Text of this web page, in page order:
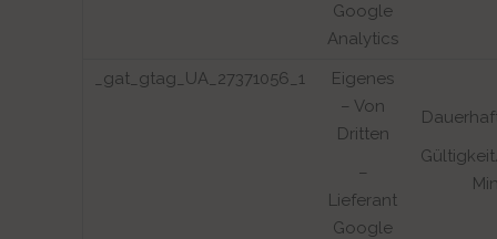
Google
Analytics
_gat_gtag_UA_27371056_1
Eigenes
– Von
Dritten
–
Lieferant
Google